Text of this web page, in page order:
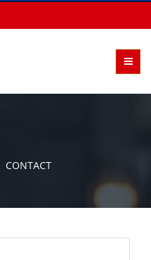
CONTACT